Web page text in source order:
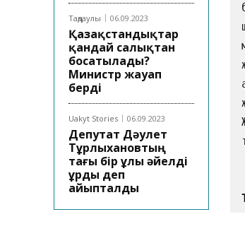
Таңдаулы 06.09.2023
Қазақстандықтар
қандай салықтан
босатылады?
Министр жауап
берді
Uakyt Stories 06.09.2023
Депутат Дәулет
Тұрлыхановтың
тағы бір ұлы әйелді
ұрды деп
айыпталды